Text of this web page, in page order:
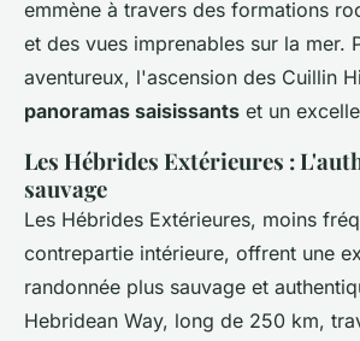
emmène à travers des formations
et des vues imprenables sur la mer.
aventureux, l'ascension des Cuillin
panoramas saisissants et un
Les Hébrides Extérieures :
sauvage
Les Hébrides Extérieures, moins
contrepartie intérieure, offrent une
randonnée plus sauvage et
Hebridean Way, long de 250 km,